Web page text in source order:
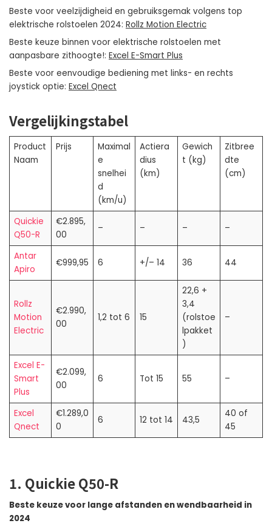
Beste voor veelzijdigheid en gebruiksgemak volgens top
elektrische rolstoelen 2024: Rollz Motion Electric
Beste keuze binnen voor elektrische rolstoelen met
aanpasbare zithoogte!: Excel E-Smart Plus
Beste voor eenvoudige bediening met links- en rechts
joystick optie: Excel Qnect
Vergelijkingstabel
Product
Naam
Prijs
Maximal
e
snelhei
d
(km/u)
Actiera
dius
(km)
Gewich
t (kg)
Zitbree
dte
(cm)
Quickie
Q50-R
€2.895,
00
– – – –
Antar
Apiro
€999,95 6 +/– 14 36 44
Rollz
Motion
Electric
€2.990,
00
1,2 tot 6 15
22,6 +
3,4
(rolstoe
lpakket
)
–
Excel E-
Smart
Plus
€2.099,
00
6 Tot 15 55 –
Excel
Qnect
€1.289,0
0
6 12 tot 14 43,5
40 of
45
1. Quickie Q50-R
Beste keuze voor lange afstanden en wendbaarheid in
2024